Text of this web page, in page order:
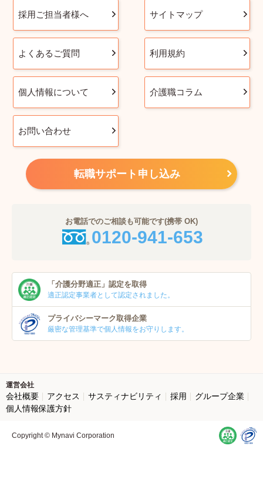
採用ご担当者様へ サイトマップ
よくあるご質問 利用規約
個人情報について 介護職コラム
お問い合わせ
転職サポート申し込み
お電話でのご相談も可能です(携帯 OK)
0120-941-653
「介護分野適正」 認定を取得
適正認定事業者として認定されました。
プライバシーマーク取得企業
厳密な管理基準で個人情報をお守りします。
運営会社
会社概要 アクセス サスティナビリティ 採用
グループ企業
個人情報保護方針
Copyright © Mynavi Corporation